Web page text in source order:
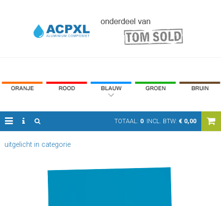
TOTAAL: 0 INCL. BTW: € 0,00
uitgelicht in categorie